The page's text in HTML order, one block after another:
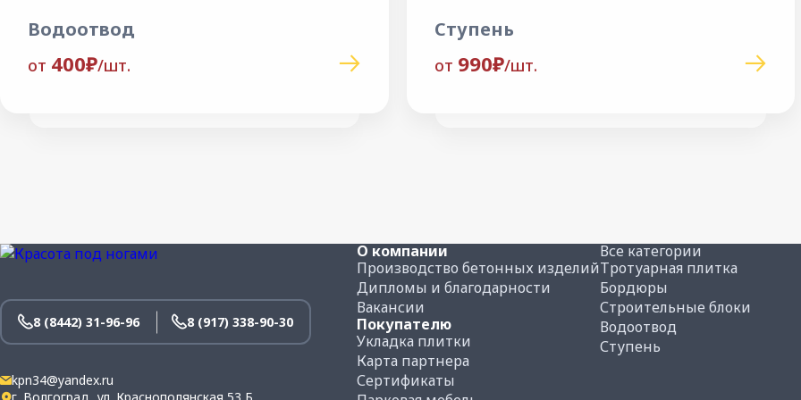
Водоотвод
от 400₽/шт.
Ступень
от 990₽/шт.
8 (8442) 31-96-96 8 (917) 338-90-30
kpn34@yandex.ru
О компании
Производство бетонных изделий
Дипломы и благодарности
Вакансии
Покупателю
Укладка плитки
Карта партнера
Сертификаты
Все категории
Тротуарная плитка
Бордюры
Строительные блоки
Водоотвод
Ступень